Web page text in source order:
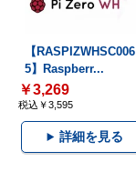
【RASPIZWHSC006
5】Raspberr...
￥3,269
税込￥3,595
詳細を見る